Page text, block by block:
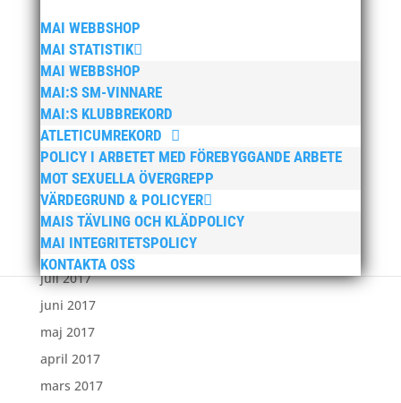
MAI WEBBSHOP
MAI STATISTIK
MAI WEBBSHOP
MAI:S SM-VINNARE
MAI:S KLUBBREKORD
ATLETICUMREKORD
POLICY I ARBETET MED FÖREBYGGANDE ARBETE
MOT SEXUELLA ÖVERGREPP
VÄRDEGRUND & POLICYER
MAIS TÄVLING OCH KLÄDPOLICY
MAI INTEGRITETSPOLICY
KONTAKTA OSS
april 2018
mars 2018
februari 2018
januari 2018
december 2017
november 2017
oktober 2017
september 2017
augusti 2017
juli 2017
juni 2017
maj 2017
april 2017
mars 2017